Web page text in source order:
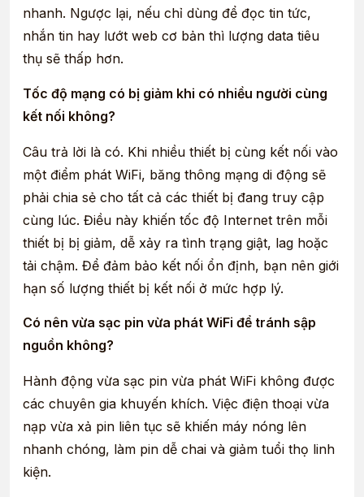
nhanh. Ngược lại, nếu chỉ dùng để đọc tin tức,
nhắn tin hay lướt web cơ bản thì lượng data tiêu
thụ sẽ thấp hơn.
Tốc độ mạng có bị giảm khi có nhiều người cùng
kết nối không?
Câu trả lời là có. Khi nhiều thiết bị cùng kết nối vào
một điểm phát WiFi, băng thông mạng di động sẽ
phải chia sẻ cho tất cả các thiết bị đang truy cập
cùng lúc. Điều này khiến tốc độ Internet trên mỗi
thiết bị bị giảm, dễ xảy ra tình trạng giật, lag hoặc
tải chậm. Để đảm bảo kết nối ổn định, bạn nên giới
hạn số lượng thiết bị kết nối ở mức hợp lý.
Có nên vừa sạc pin vừa phát WiFi để tránh sập
nguồn không?
Hành động vừa sạc pin vừa phát WiFi không được
các chuyên gia khuyến khích. Việc điện thoại vừa
nạp vừa xả pin liên tục sẽ khiến máy nóng lên
nhanh chóng, làm pin dễ chai và giảm tuổi thọ linh
kiện.